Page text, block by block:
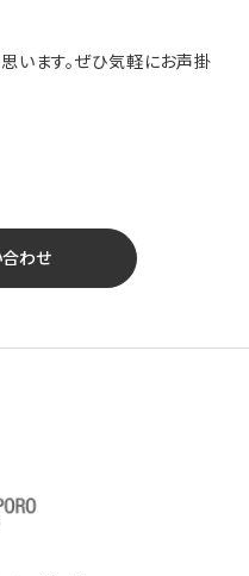
います。ぜひ気軽にお声掛
合わせ